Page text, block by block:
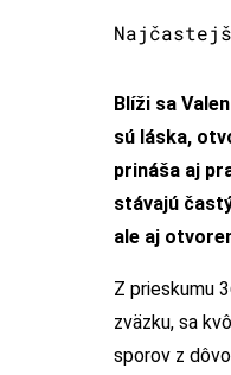
Blíži sa
sú láska,
prináša aj
stávajú
ale aj
Z prieskumu
zväzku, sa
sporov z